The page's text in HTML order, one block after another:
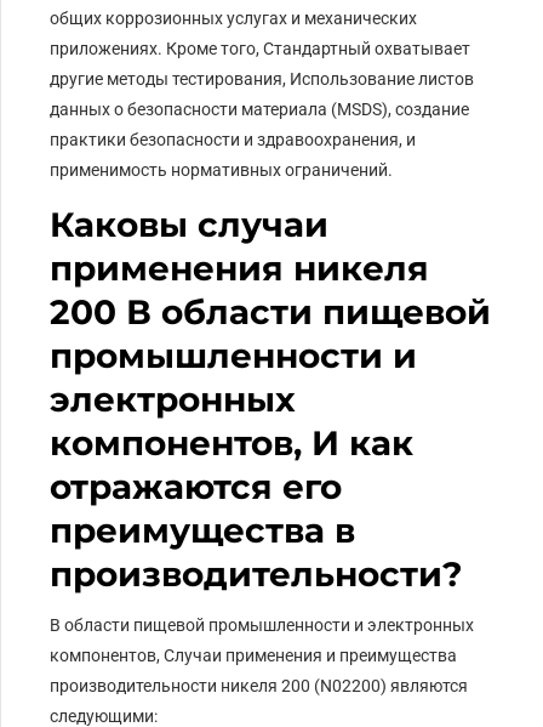
общих коррозионных услугах и механических
приложениях. Кроме того, Стандартный охватывает
другие методы тестирования, Использование листов
данных о безопасности материала (MSDS), создание
практики безопасности и здравоохранения, и
применимость нормативных ограничений.
Каковы случаи
применения никеля
200 В области пищевой
промышленности и
электронных
компонентов, И как
отражаются его
преимущества в
производительности?
В области пищевой промышленности и электронных
компонентов, Случаи применения и преимущества
производительности никеля 200 (N02200) являются
следующими: